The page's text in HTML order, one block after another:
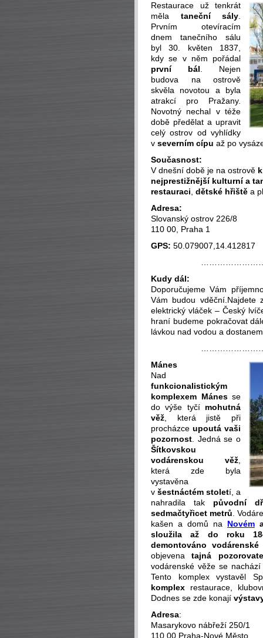
Restaurace už tenkrát
měla taneční sály.
Prvním otevíracím
dnem tanečního sálu
byl 30. květen 1837,
kdy se v něm pořádal
první bál. Nejen
budova na ostrově
skvěla novotou a byla
atrakcí pro Pražany.
Novotný nechal v téže
době předělat a upravit
celý ostrov od vyhlídky
v severním cípu až po
Současnost:
V dnešní době je na ostrově
nejprestižnější kulturní a
restauraci, dětské hřiště a
Adresa:
Slovanský ostrov 226/8
110 00, Praha 1
GPS: 50.079007,14.412817
Kudy dál:
Doporučujeme Vám
Vám budou vděční.Najdete
elektrický vláček – Český
hraní budeme pokračovat
lávkou nad vodou a
Mánes
Nad
funkcionalistickým
komplexem Mánesse
do výše tyčí mohutná
věž, která jistě při
procházce upoutá vaši
pozornost. Jedná se o
Šítkovskou
vodárenskou věž,
která zde byla
vystavěna
v šestnáctém století, a
nahradila tak původní
sedmačtyřicet metrů.
kašen a domů na Novém
sloužila až do roku
demontováno vodárenské
objevenatajná
vodárenské věže se
Tento komplex vystavěl
komplex restaurace,
Dodnes se zde konají
Adresa:
Masarykovo nábřeží 250/1
110 00 Praha-Nové Město